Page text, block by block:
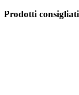
Prodotti consigliati